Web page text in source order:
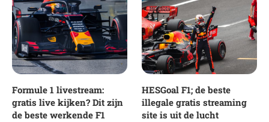
Formule 1 livestream:
gratis live kijken? Dit zijn
de beste werkende F1
HESGoal F1; de beste
illegale gratis streaming
site is uit de lucht